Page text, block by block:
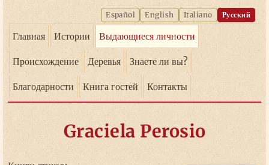
Español English Italiano Русский
Главная Истории Выдающиеся личности
Происхождение Деревья Знаете ли вы?
Благодарности Книга гостей Контакты
Graciela Perosio